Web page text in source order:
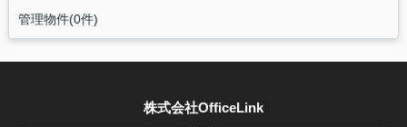
管理物件(0件)
株式会社OfficeLink